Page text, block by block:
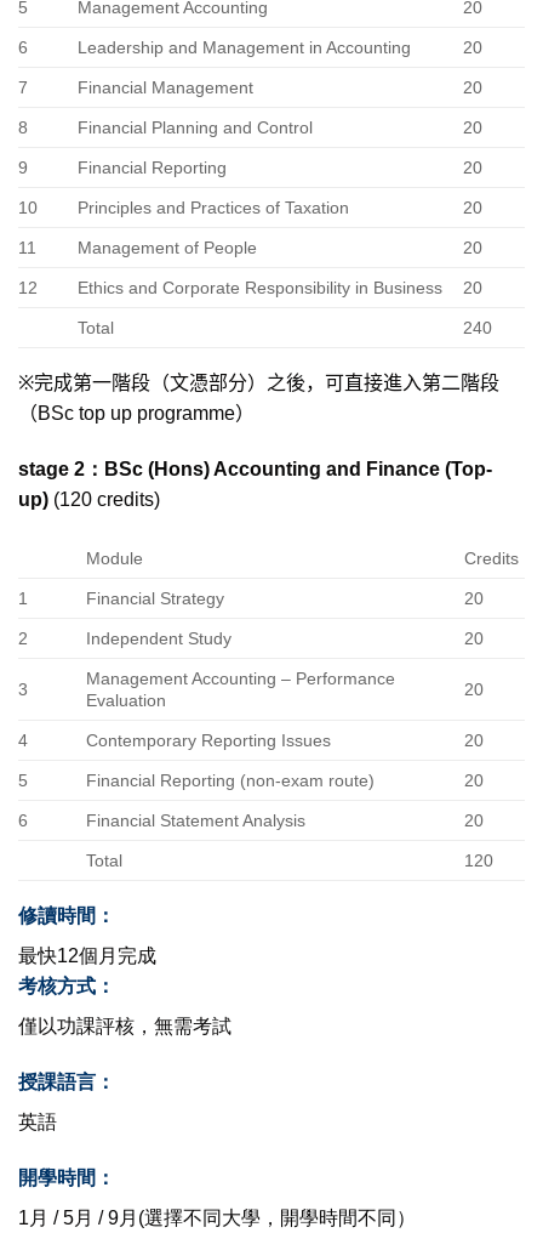
5 Management Accounting 20
6 Leadership and Management in Accounting 20
7 Financial Management 20
8 Financial Planning and Control 20
9 Financial Reporting 20
10 Principles and Practices of Taxation 20
11 Management of People 20
12 Ethics and Corporate Responsibility in Business 20
Total 240
※完成第一階段（文憑部分）之後，可直接進入第二階段
（BSc top up programme）
stage 2：BSc (Hons) Accounting and Finance (Top-
up) (120 credits)
Module Credits
1 Financial Strategy 20
2 Independent Study 20
3
Management Accounting – Performance
Evaluation
20
4 Contemporary Reporting Issues 20
5 Financial Reporting (non-exam route) 20
6 Financial Statement Analysis 20
Total 120
修讀時間：
最快12個月完成
考核方式：
僅以功課評核，無需考試
授課語言：
英語
開學時間：
1月 / 5月 / 9月(選擇不同大學，開學時間不同）